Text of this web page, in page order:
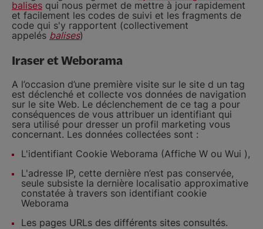
balises qui nous permet de mettre à jour rapidement
et facilement les codes de suivi et les fragments de
code qui s'y rapportent (collectivement
appelés balises)
Iraser et Weborama
A l’occasion d’une première visite sur le site d un tag
est déclenché et collecte vos données de navigation
sur le site Web. Le déclenchement de ce tag a pour
conséquences de vous attribuer un identifiant qui
sera utilisé pour dresser un profil marketing vous
concernant. Les données collectées sont :
L'identifiant Cookie Weborama (Affiche W ou Wui ),
L'adresse IP, cette dernière n’est pas conservée,
seule subsiste la dernière localisatio approximative
constatée à travers son identifiant cookie
Weborama
Les pages URLs des différents sites consultés.